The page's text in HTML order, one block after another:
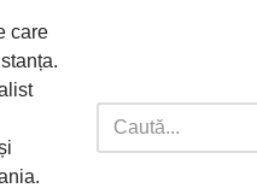
care